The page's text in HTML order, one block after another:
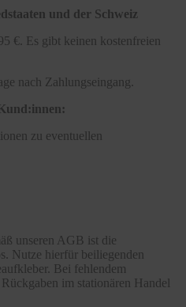
und der Schweiz
€. Es gibt keinen kostenfreien
nach Zahlungseingang.
zu eventuellen
unseren AGB ist die
Nutze hierfür beiliegenden
Bei fehlendem
im stationären Handel